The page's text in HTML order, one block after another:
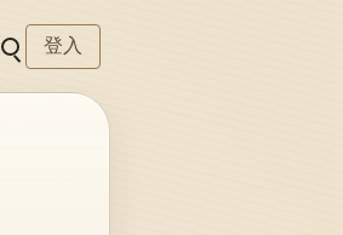
登入